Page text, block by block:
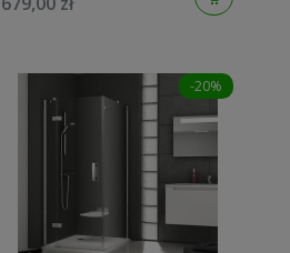
CKTWD07020VPK
-20%